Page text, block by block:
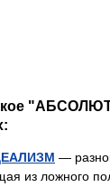
—
из ложного